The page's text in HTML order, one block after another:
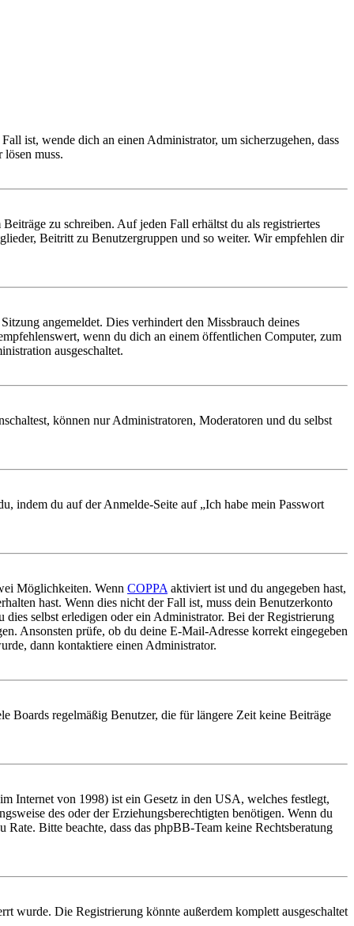
ist, wende dich an einen Administrator, um sicherzugehen, dass
muss.
zu schreiben. Auf jeden Fall erhältst du als registriertes
Beitritt zu Benutzergruppen und so weiter. Wir empfehlen dir
angemeldet. Dies verhindert den Missbrauch deines
wenn du dich an einem öffentlichen Computer, zum
ausgeschaltet.
können nur Administratoren, Moderatoren und du selbst
indem du auf der Anmelde-Seite auf „Ich habe mein Passwort
Möglichkeiten. Wenn COPPA aktiviert ist und du angegeben hast,
hast. Wenn dies nicht der Fall ist, muss dein Benutzerkonto
selbst erledigen oder ein Administrator. Bei der Registrierung
Ansonsten prüfe, ob du deine E-Mail-Adresse korrekt eingegeben
dann kontaktiere einen Administrator.
Boards regelmäßig Benutzer, die für längere Zeit keine Beiträge
Internet von 1998) ist ein Gesetz in den USA, welches festlegt,
des oder der Erziehungsberechtigten benötigen. Wenn du
Bitte beachte, dass das phpBB-Team keine Rechtsberatung
wurde. Die Registrierung könnte außerdem komplett ausgeschaltet